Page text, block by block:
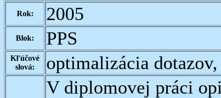
Rok: 2005
Blok: PPS
Kľúčové
slová:
optimalizácia
V diplomovej práci